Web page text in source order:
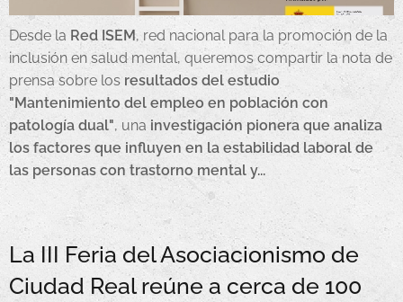
Desde la Red ISEM, red nacional para la promoción de la
inclusión en salud mental, queremos compartir la nota de
prensa sobre los resultados del estudio
"Mantenimiento del empleo en población con
patología dual", una investigación pionera que analiza
los factores que influyen en la estabilidad laboral de
las personas con trastorno mental y...
La III Feria del Asociacionismo de
Ciudad Real reúne a cerca de 100